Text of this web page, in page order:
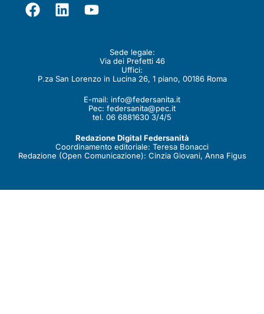
Sede legale:
Via dei Prefetti 46
Uffici:
P.za San Lorenzo in Lucina 26, 1 piano, 00186 Roma
E-mail: info@federsanita.it
Pec: federsanita@pec.it
tel. 06 6881630 3/4/5
Redazione Digital Federsanità
Coordinamento editoriale: Teresa Bonacci
Redazione (Open Comunicazione): Cinzia Giovani, Anna Figus